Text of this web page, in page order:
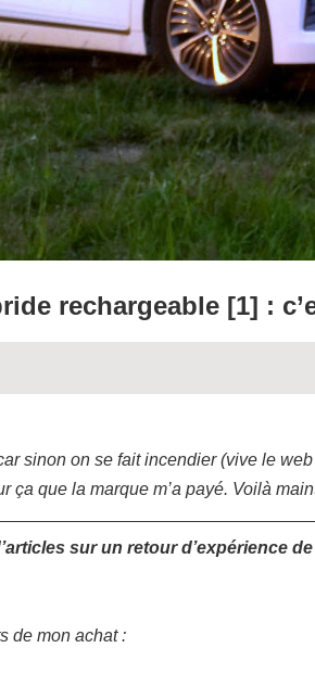
rechargeable [1] :
sinon on se fait incendier (vive le
ça que la marque m’a payé. Voilà
sur un retour d’expérience
de mon achat :